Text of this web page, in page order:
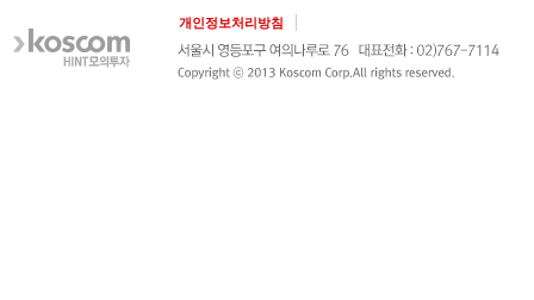
개인정보처리방침